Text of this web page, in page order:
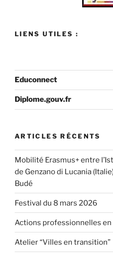
LIENS UTILES :
Educonnect
Diplome.gouv.fr
ARTICLES RÉCENTS
Mobilité Erasmus+ entre
de Genzano di Lucania
Budé
Festival du 8 mars 2026
Actions professionnelles en
Atelier “Villes en transition”